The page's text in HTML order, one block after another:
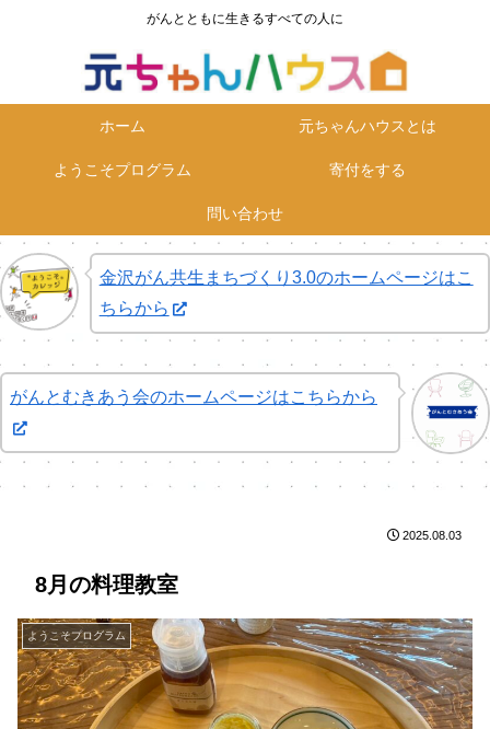
がんとともに生きるすべての人に
ホーム 元ちゃんハウスとは
ようこそプログラム 寄付をする
問い合わせ
金沢がん共生まちづくり3.0のホームページはこ
ちらから
がんとむきあう会のホームページはこちらから
8月の料理教室
ようこそプログラム
2025.08.03